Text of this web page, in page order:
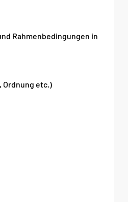
Rahmenbedingungen in
Ordnung etc.)